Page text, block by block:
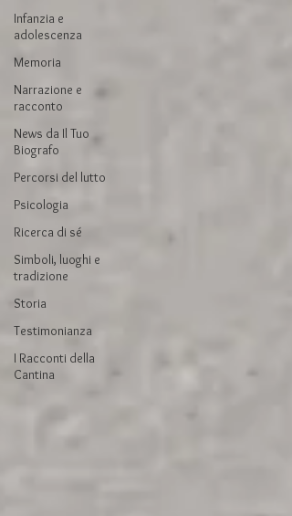
Infanzia e
adolescenza
Memoria
Narrazione e
racconto
News da Il Tuo
Biografo
Percorsi del lutto
Psicologia
Ricerca di sé
Simboli, luoghi e
tradizione
Storia
Testimonianza
I Racconti della
Cantina